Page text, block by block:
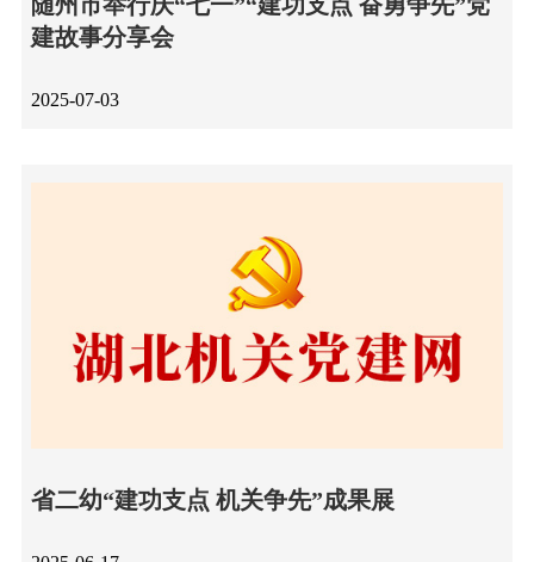
建故事分享会
2025-07-03
省二幼“建功支点 机关争先”成果展